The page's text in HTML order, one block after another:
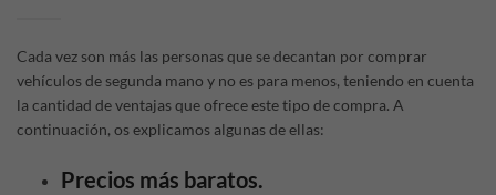
Cada vez son más las personas que se decantan por comprar
vehículos de segunda mano y no es para menos, teniendo en cuenta
la cantidad de ventajas que ofrece este tipo de compra. A
continuación, os explicamos algunas de ellas:
Precios más baratos.